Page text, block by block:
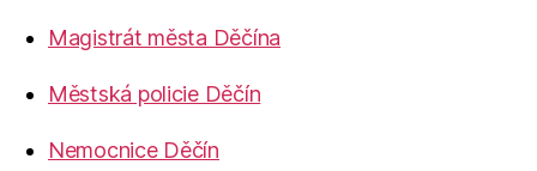
Magistrát města Děčína
Městská policie Děčín
Nemocnice Děčín